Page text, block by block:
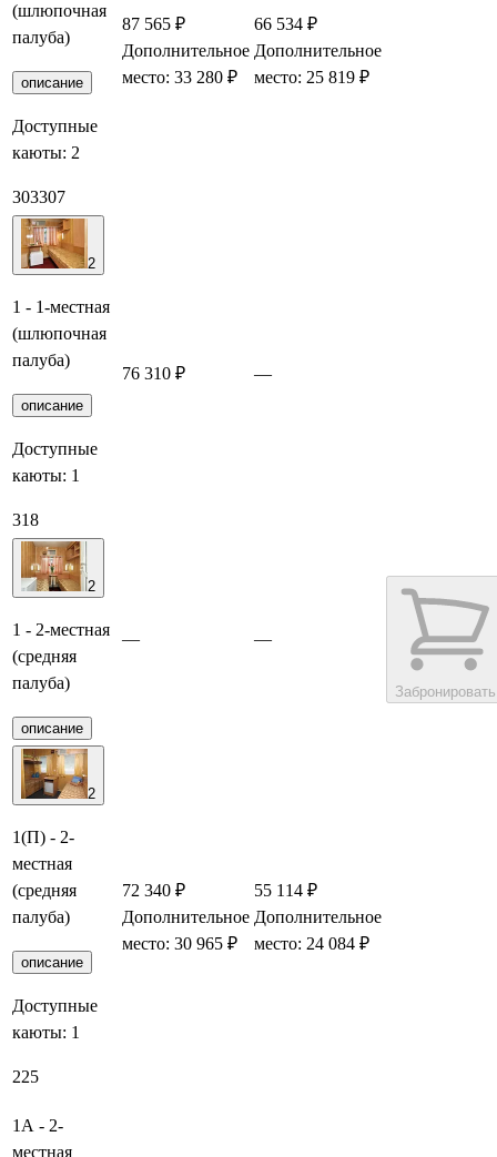
(шлюпочная
палуба)
описание
Доступные
каюты: 2
303307
87 565 ₽
Дополнительное
место: 33 280 ₽
66 534 ₽
Дополнительное
место: 25 819 ₽
2
1 - 1-местная
(шлюпочная
палуба)
описание
Доступные
каюты: 1
318
76 310 ₽ —
2
1 - 2-местная
(средняя
палуба)
описание
— —
Забронировать
2
1(П) - 2-
местная
(средняя
палуба)
описание
Доступные
каюты: 1
225
72 340 ₽
Дополнительное
место: 30 965 ₽
55 114 ₽
Дополнительное
место: 24 084 ₽
1А - 2-
местная